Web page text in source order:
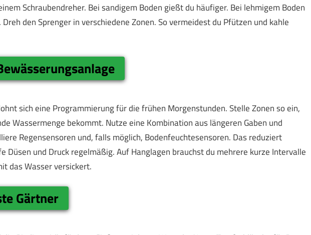
Schraubendreher. Bei sandigem Boden gießt du häufiger. Bei lehmigem Boden
den Sprenger in verschiedene Zonen. So vermeidest du Pfützen und kahle
sich eine Programmierung für die frühen Morgenstunden. Stelle Zonen so ein,
Wassermenge bekommt. Nutze eine Kombination aus längeren Gaben und
Regensensoren und, falls möglich, Bodenfeuchtesensoren. Das reduziert
Düsen und Druck regelmäßig. Auf Hanglagen brauchst du mehrere kurze Intervalle
das Wasser versickert.
Gärtner